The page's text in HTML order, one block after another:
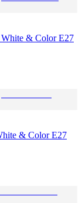
White & Color E27
& Color E27